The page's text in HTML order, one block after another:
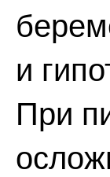
и
При